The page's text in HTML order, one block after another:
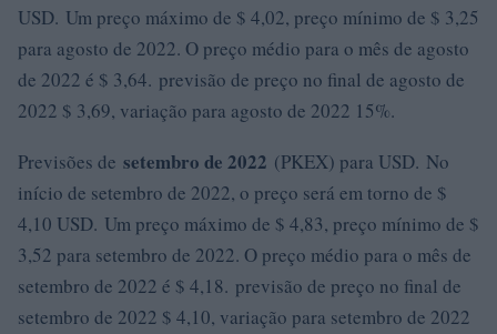
USD. Um preço máximo de $ 4,02, preço mínimo de $ 3,25
para agosto de 2022. O preço médio para o mês de agosto
de 2022 é $ 3,64. previsão de preço no final de agosto de
2022 $ 3,69, variação para agosto de 2022 15%.
Previsões de setembro de 2022 (PKEX) para USD. No
início de setembro de 2022, o preço será em torno de $
4,10 USD. Um preço máximo de $ 4,83, preço mínimo de $
3,52 para setembro de 2022. O preço médio para o mês de
setembro de 2022 é $ 4,18. previsão de preço no final de
setembro de 2022 $ 4,10, variação para setembro de 2022